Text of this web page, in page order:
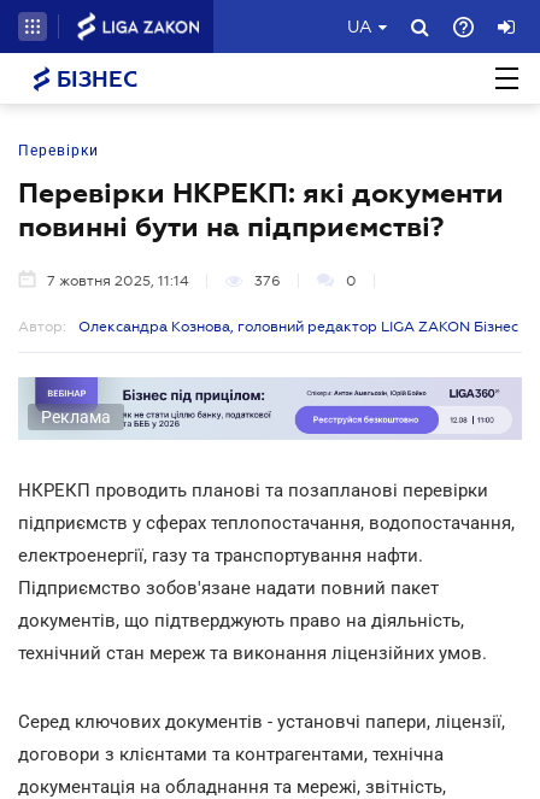
UA
БІЗНЕС
Перевірки
Перевірки НКРЕКП: які документи
повинні бути на підприємстві?
7 жовтня 2025, 11:14 376 0
Автор: Олександра Кознова, головний редактор LIGA ZAKON Бізнес
Реклама
НКРЕКП проводить планові та позапланові перевірки
підприємств у сферах теплопостачання, водопостачання,
електроенергії, газу та транспортування нафти.
Підприємство зобов'язане надати повний пакет
документів, що підтверджують право на діяльність,
технічний стан мереж та виконання ліцензійних умов.
Серед ключових документів - установчі папери, ліцензії,
договори з клієнтами та контрагентами, технічна
документація на обладнання та мережі, звітність,